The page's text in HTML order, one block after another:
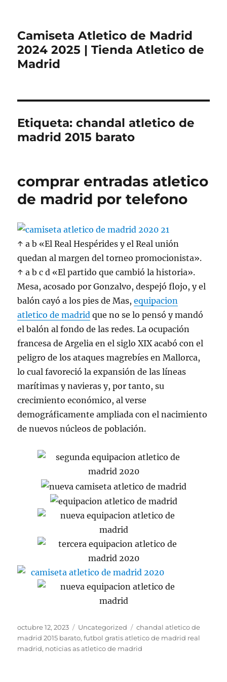
Camiseta Atletico de Madrid
2024 2025 | Tienda Atletico de
Madrid
Etiqueta:chandal atletico de
madrid 2015 barato
comprar entradas atletico
de madrid por telefono
↑ a b «El Real Hespérides y el Real unión
quedan al margen del torneo promocionista».
↑ a b c d «El partido que cambió la historia».
Mesa, acosado por Gonzalvo, despejó flojo, y el
balón cayó a los pies de Mas,equipacion
atletico de madrid que no se lo pensó y mandó
el balón al fondo de las redes. La ocupación
francesa de Argelia en el siglo XIX acabó con el
peligro de los ataques magrebíes en Mallorca,
lo cual favoreció la expansión de las líneas
marítimas y navieras y, por tanto, su
crecimiento económico, al verse
demográficamente ampliada con el nacimiento
de nuevos núcleos de población.
Publicado
el
octubre 12, 2023 Categorías
Uncategorized Etiquetas
chandal atletico de
madrid 2015 barato,futbol gratis atletico de madrid real
madrid, noticias as atletico de madrid